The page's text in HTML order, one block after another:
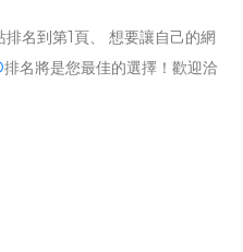
名到第1頁、 想要讓自己的網
排名將是您最佳的選擇！歡迎洽